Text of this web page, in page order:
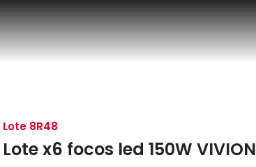
Lote 8R48
Lote x6 focos led 150W VIVION